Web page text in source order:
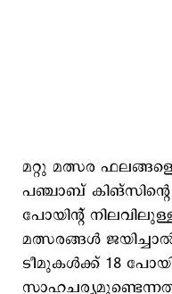
മറ്റു മത്സര
പഞ്ചാബ്
പോയിന്‍റ്
മത്സരങ്ങള്‍
ടീമുകള്‍ക്ക് 18